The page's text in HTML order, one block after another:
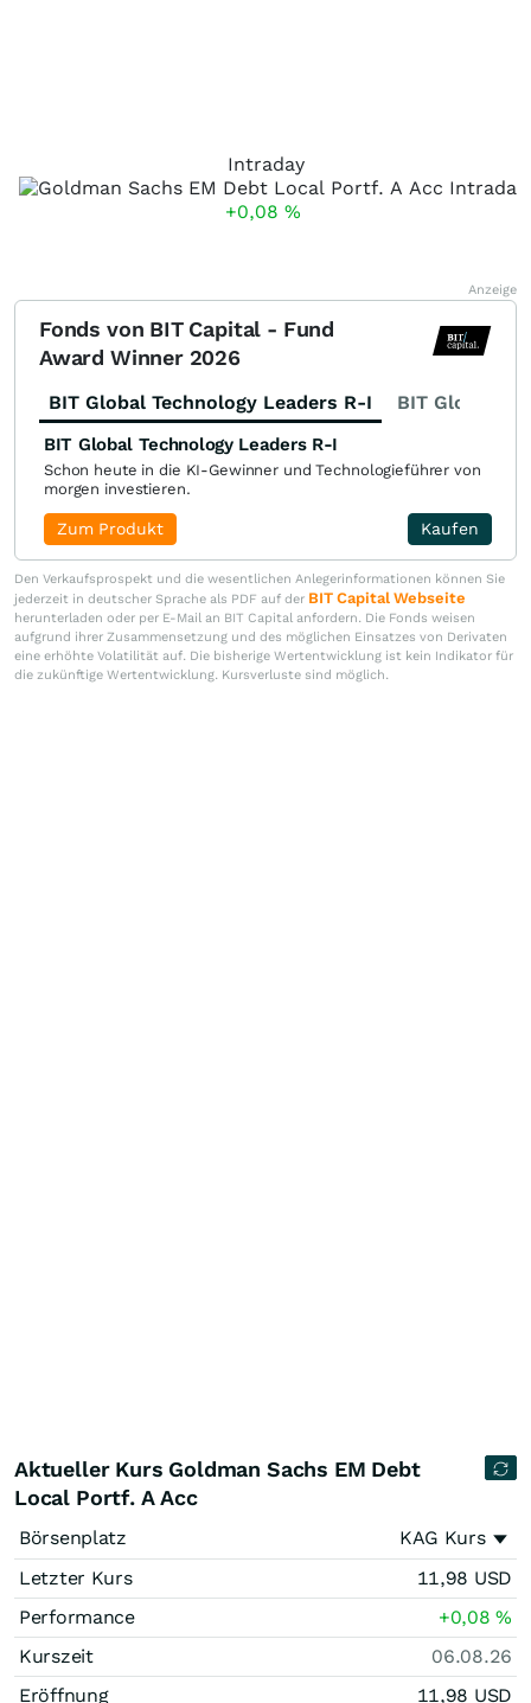
Intraday
+0,08 %
Anzeige
Fonds von BIT Capital - Fund
Award Winner 2026
BIT Global Technology Leaders R-I BIT Global
BIT Global Technology Leaders R-I
Schon heute in die KI-Gewinner und Technologieführer von
morgen investieren.
Kaufen
Zum Produkt
Den Verkaufsprospekt und die wesentlichen Anlegerinformationen können Sie
jederzeit in deutscher Sprache als PDF auf der BIT Capital Webseite
herunterladen oder per E-Mail an BIT Capital anfordern. Die Fonds weisen
aufgrund ihrer Zusammensetzung und des möglichen Einsatzes von Derivaten
eine erhöhte Volatilität auf. Die bisherige Wertentwicklung ist kein Indikator für
die zukünftige Wertentwicklung. Kursverluste sind möglich.
Aktueller Kurs Goldman Sachs EM Debt
Local Portf. A Acc
Börsenplatz
KAG Kurs
Letzter Kurs
11,98 USD
Performance
+0,08%
Kurszeit
06.08.26
Eröffnung
11,98 USD